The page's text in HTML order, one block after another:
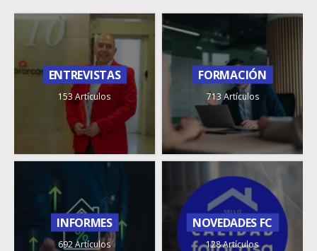
ENTREVISTAS
153 Artículos
FORMACIÓN
713 Artículos
INFORMES
692 Artículos
NOVEDADES FC
128 Artículos